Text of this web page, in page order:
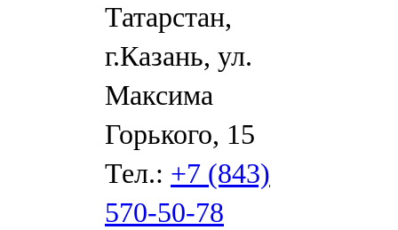
Татарстан,
г.Казань, ул.
Максима
Горького, 15
Тел.: +7 (843)
570-50-78